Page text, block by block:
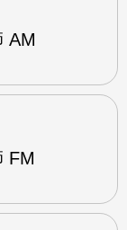
AM
FM